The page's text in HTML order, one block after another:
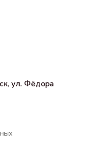
ул. Фёдора